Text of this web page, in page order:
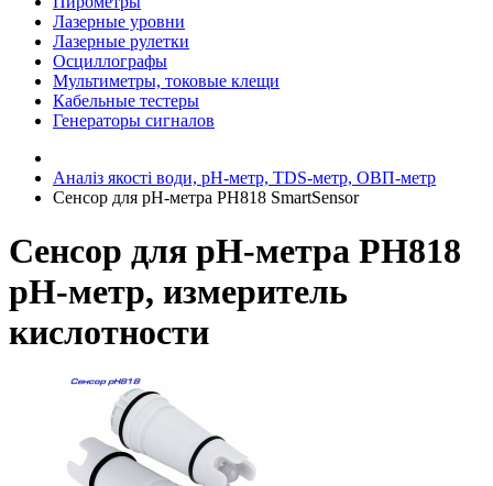
Лазерные уровни
Лазерные рулетки
Осциллографы
Мультиметры, токовые клещи
Кабельные тестеры
Генераторы сигналов
Аналіз якості води, pH-метр, TDS-метр, ОВП-метр
Сенсор для pH-метра PH818 SmartSensor
Сенсор для pH-метра PH818
pH-метр, измеритель
кислотности